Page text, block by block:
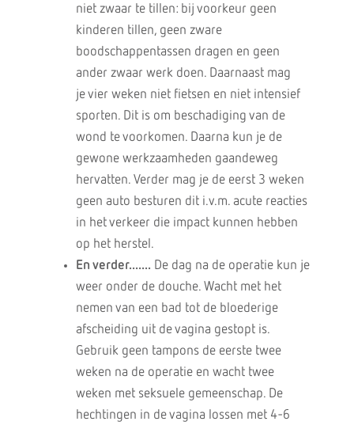
niet zwaar te tillen: bij voorkeur geen
kinderen tillen, geen zware
boodschappentassen dragen en geen
ander zwaar werk doen. Daarnaast mag
je vier weken niet fietsen en niet intensief
sporten. Dit is om beschadiging van de
wond te voorkomen. Daarna kun je de
gewone werkzaamheden gaandeweg
hervatten. Verder mag je de eerst 3 weken
geen auto besturen dit i.v.m. acute reacties
in het verkeer die impact kunnen hebben
op het herstel.
En verder....... De dag na de operatie kun je
weer onder de douche. Wacht met het
nemen van een bad tot de bloederige
afscheiding uit de vagina gestopt is.
Gebruik geen tampons de eerste twee
weken na de operatie en wacht twee
weken met seksuele gemeenschap. De
hechtingen in de vagina lossen met 4-6